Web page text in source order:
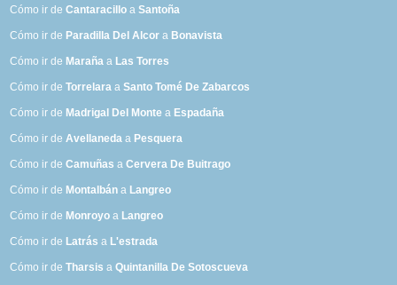
Cómo ir deCantaracillo aSantoña
Cómo ir de Paradilla Del Alcor a Bonavista
Cómo ir de Maraña a Las Torres
Cómo ir deTorrelara aSanto Tomé De Zabarcos
Cómo ir de Madrigal Del Monte a Espadaña
Cómo ir deAvellaneda a Pesquera
Cómo ir deCamuñas aCervera De Buitrago
Cómo ir de Montalbán a Langreo
Cómo ir de Monroyo a Langreo
Cómo ir de Latrás a L'estrada
Cómo ir deTharsis aQuintanilla De Sotoscueva